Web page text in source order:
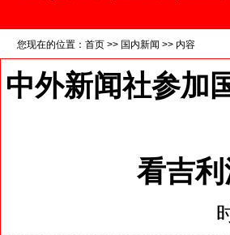
您现在的位置： 首页 >> 国内新闻 >> 内容
中外新闻社参加
看吉